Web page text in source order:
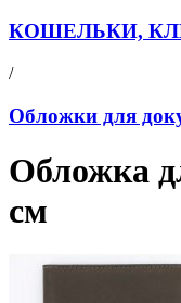
КОШЕЛЬКИ,
/
Обложки для
Обложка
см